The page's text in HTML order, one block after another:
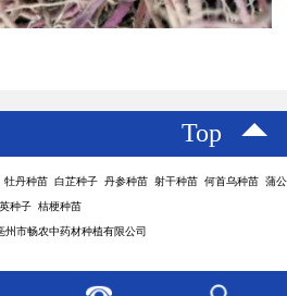
Top
丹种苗 白芷种子 丹参种苗 射干种苗 何首乌种苗 蒲公
英种子 桔梗种苗
州市畅农中药材种植有限公司